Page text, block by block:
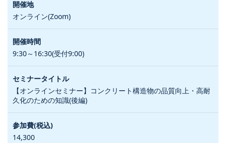
オンライン(Zoom)
9:30～16:30(受付9:00)
【オンラインセミナー】コンクリート構造物の品質向上・高耐
久化のための知識(後編)
14,300